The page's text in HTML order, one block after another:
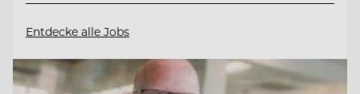
Entdecke alle Jobs